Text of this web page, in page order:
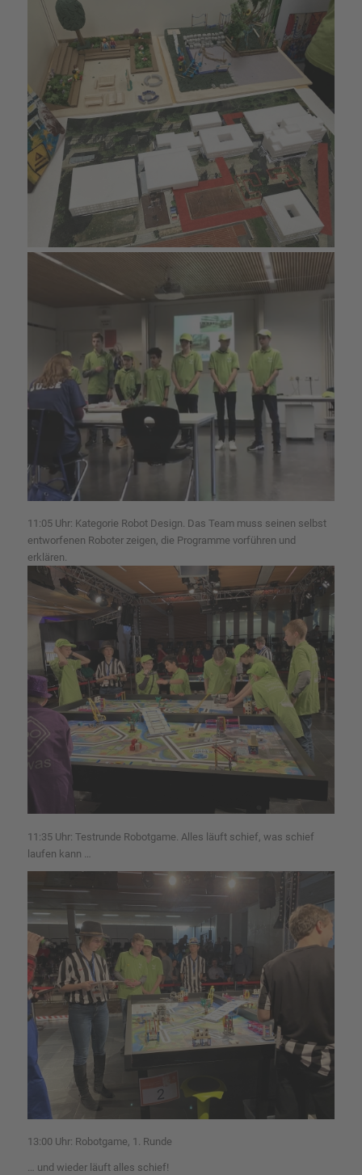
11:05 Uhr: Kategorie Robot Design. Das Team muss seinen selbst
entworfenen Roboter zeigen, die Programme vorführen und
erklären.
11:35 Uhr: Testrunde Robotgame. Alles läuft schief, was schief
laufen kann …
13:00 Uhr: Robotgame, 1. Runde
… und wieder läuft alles schief!